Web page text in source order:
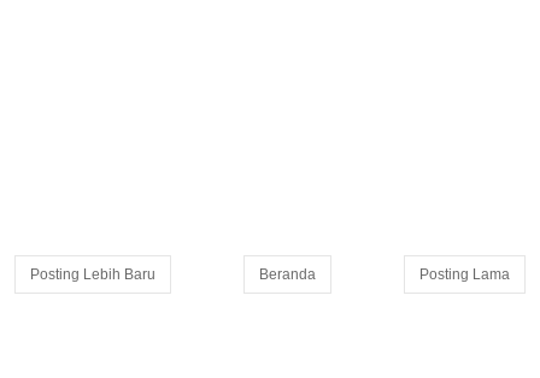
Posting Lebih Baru Posting Lama
Beranda